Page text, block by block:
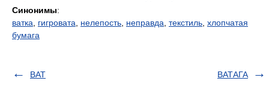
Синонимы:
ватка
гигровата нелепость неправда текстиль хлопчатая
бумага
ВАТ ВАТАГА